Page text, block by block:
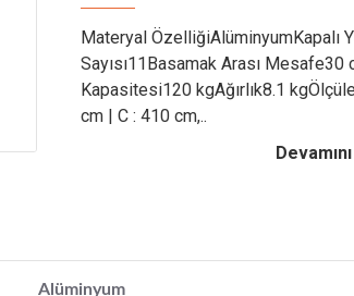
Materyal ÖzelliğiAlüminyumKapalı
Sayısı11Basamak Arası Mesafe30
Kapasitesi120 kgAğırlık8.1
cm | C : 410 cm,..
Alüminyum